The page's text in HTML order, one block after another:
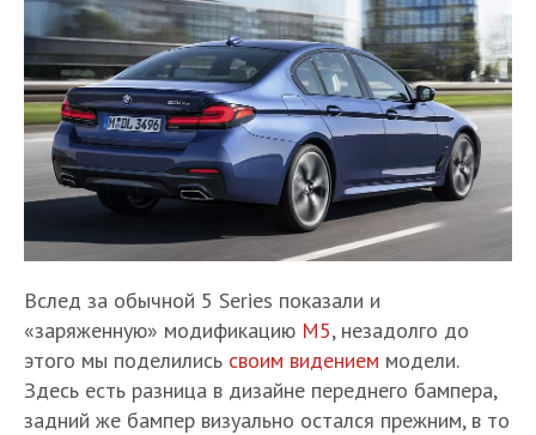
Вслед за обычной 5 Series показали и
«заряженную» модификацию М5, незадолго до
этого мы поделились своим видением модели.
Здесь есть разница в дизайне переднего бампера,
задний же бампер визуально остался прежним, в то